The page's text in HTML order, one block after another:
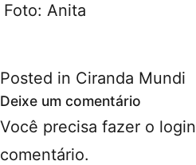
Foto: Anita
Posted in Ciranda Mundi
Deixe um comentário
Você precisa fazer o login
comentário.